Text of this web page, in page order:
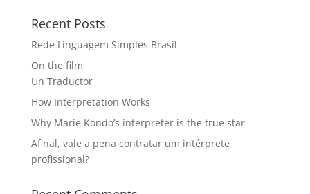
Recent Posts
Rede Linguagem Simples Brasil
On the film
Un Traductor
How Interpretation Works
Why Marie Kondo’s interpreter is the true star
Afinal, vale a pena contratar um intérprete
profissional?